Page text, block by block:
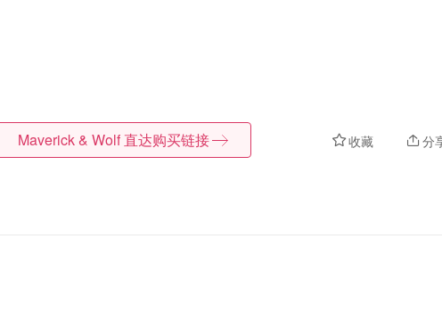
收藏 分
Maverick & Wolf 直达购买链接